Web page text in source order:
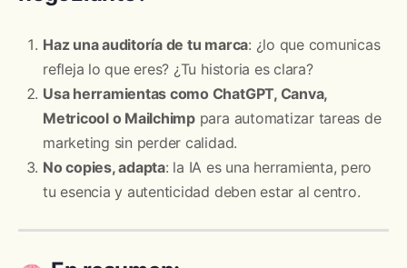
Haz una auditoría de tu marca: ¿lo que comunicas
refleja lo que eres? ¿Tu historia es clara?
Usa herramientas como ChatGPT, Canva,
Metricool o Mailchimppara automatizar tareas de
marketing sin perder calidad.
No copies, adapta: la IA es una herramienta, pero
tu esencia y autenticidad deben estar al centro.